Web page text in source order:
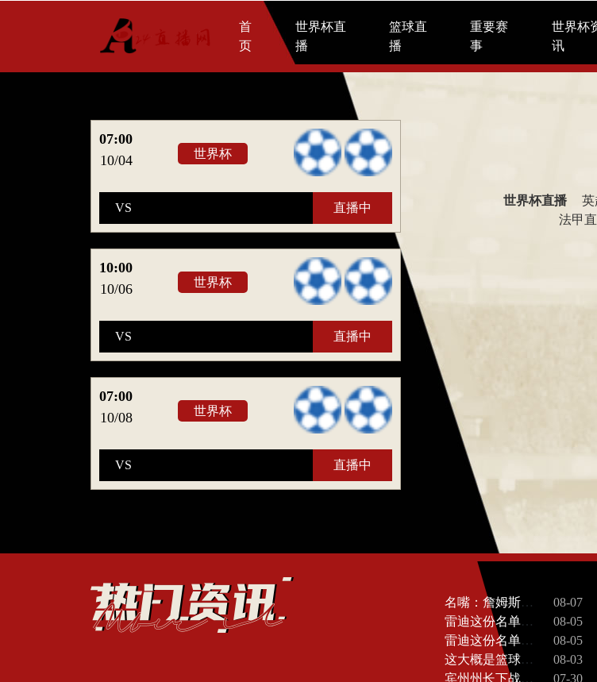
首
页
世界杯直
播
篮球直
播
重要赛
事
世界杯
讯
世界杯直播 英
法甲
07:00
10/04
世界杯
直播中
VS
10:00
10/06
世界杯
直播中
VS
07:00
10/08
世界杯
直播中
VS
08-07
名嘴：詹姆斯拯救了湖人，任何异议都是不懂球
08-05
雷迪这份名单——乔丹、科比、女篮三大将、伍兹、大谷翔平。别觉得这是随便凑的
08-05
雷迪这份名单——乔丹、科比、女篮三大将、伍兹、大谷翔平。别觉得这是随便凑的
08-03
这大概是篮球迷最爱的“战力比较”话题之一了。两组都是历史级别的，一组是当代篮球的“空间天花板”，一组是古典篮球的“天赋天花板”。真打一场半场3v3，胜负会因规则、场地和体力分配而大幅摇摆。
07-30
宾州州长下战书：76人这赛季一定会给尼克斯制造麻烦